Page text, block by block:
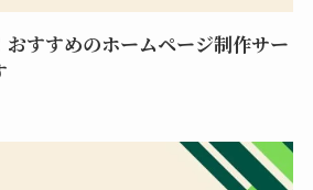
すすめのホームページ制作サー